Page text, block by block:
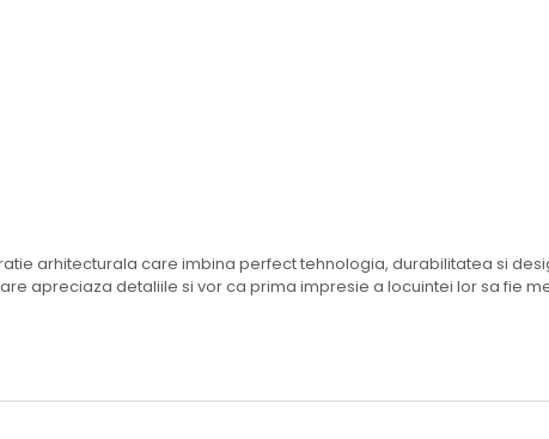
arhitecturala care imbina perfect tehnologia, durabilitatea si
apreciaza detaliile si vor ca prima impresie a locuintei lor sa fie